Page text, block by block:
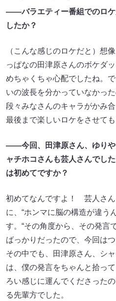
――バラエティー番組でのロケ
したか？
（こんな感じのロケだと）想
っぱなの田津原さんのボケダ
めちゃくちゃ心配でしたね。
いの波長を分かっていなかっ
段々みなさんのキャラがかみ
最後まで楽しいロケをさせても
――今回、田津原さん、ゆりや
ャチホコさんも芸人さんでし
は初めてですか？
初めてなんですよ！ 芸人さ
に、“ホンマに脳の構造が違う
す。“その角度から、その発言
ばっかりだったので、今回は
その中でも、田津原さん、シ
は、僕の発言をちゃんと拾っ
ろい感じに運んでくださった
る先輩方でした。